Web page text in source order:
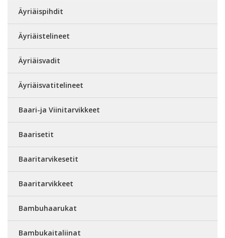
Äyriäispihdit
Äyriäistelineet
Äyriäisvadit
Äyriäisvatitelineet
Baari-ja Viinitarvikkeet
Baarisetit
Baaritarvikesetit
Baaritarvikkeet
Bambuhaarukat
Bambukaitaliinat